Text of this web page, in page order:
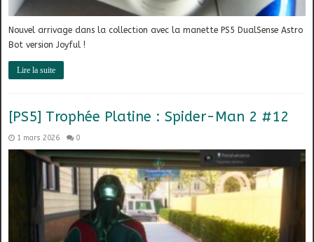
Nouvel arrivage dans la collection avec la manette PS5 DualSense Astro
Bot version Joyful !
Lire la suite
[PS5] Trophée Platine : Spider-Man 2 #12
1 mars 2026 0